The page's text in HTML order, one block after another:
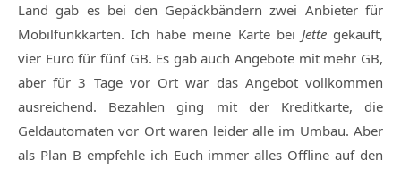
Land gab es bei den Gepäckbändern zwei Anbieter für
Mobilfunkkarten. Ich habe meine Karte bei Jettegekauft,
vier Euro für fünf GB. Es gab auch Angebote mit mehr GB,
aber für 3 Tage vor Ort war das Angebot vollkommen
ausreichend. Bezahlen ging mit der Kreditkarte, die
Geldautomaten vor Ort waren leider alle im Umbau. Aber
als Plan B empfehle ich Euch immer alles Offline auf den